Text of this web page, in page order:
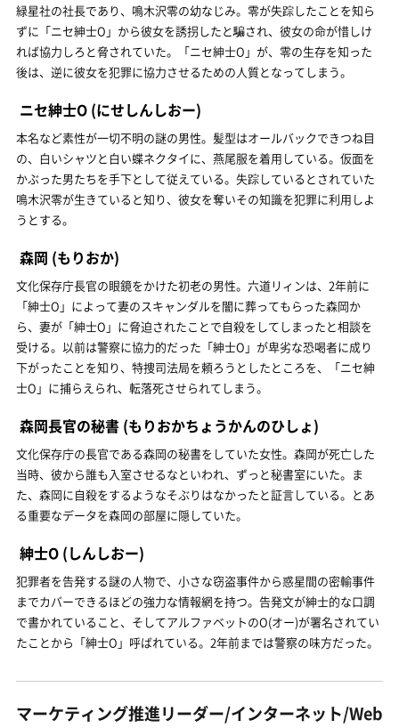
緑星社の社長であり、鳴木沢零の幼なじみ。零が失踪したことを知ら
ずに「ニセ紳士O」から彼女を誘拐したと騙され、彼女の命が惜しけ
れば協力しろと脅されていた。「ニセ紳士O」が、零の生存を知った
後は、逆に彼女を犯罪に協力させるための人質となってしまう。
ニセ紳士O (にせしんしおー)
本名など素性が一切不明の謎の男性。髪型はオールバックできつね目
の、白いシャツと白い蝶ネクタイに、燕尾服を着用している。仮面を
かぶった男たちを手下として従えている。失踪しているとされていた
鳴木沢零が生きていると知り、彼女を奪いその知識を犯罪に利用しよ
うとする。
森岡 (もりおか)
文化保存庁長官の眼鏡をかけた初老の男性。六道リィンは、2年前に
「紳士O」によって妻のスキャンダルを闇に葬ってもらった森岡か
ら、妻が「紳士O」に脅迫されたことで自殺をしてしまったと相談を
受ける。以前は警察に協力的だった「紳士O」が卑劣な恐喝者に成り
下がったことを知り、特捜司法局を頼ろうとしたところを、「ニセ紳
士O」に捕らえられ、転落死させられてしまう。
森岡長官の秘書 (もりおかちょうかんのひしょ)
文化保存庁の長官である森岡の秘書をしていた女性。森岡が死亡した
当時、彼から誰も入室させるなといわれ、ずっと秘書室にいた。ま
た、森岡に自殺をするようなそぶりはなかったと証言している。とあ
る重要なデータを森岡の部屋に隠していた。
紳士O (しんしおー)
犯罪者を告発する謎の人物で、小さな窃盗事件から惑星間の密輸事件
までカバーできるほどの強力な情報網を持つ。告発文が紳士的な口調
で書かれていること、そしてアルファベットのO(オー)が署名されてい
たことから「紳士O」呼ばれている。2年前までは警察の味方だった。
マーケティング推進リーダー/インターネット/Web